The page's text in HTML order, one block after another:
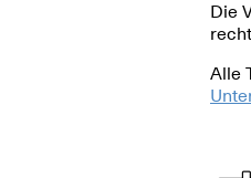
Die
Alle